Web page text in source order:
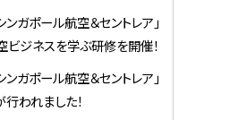
ンガポール航空＆セントレア」
ビジネスを学ぶ研修を開催！
ンガポール航空＆セントレア」
われました！